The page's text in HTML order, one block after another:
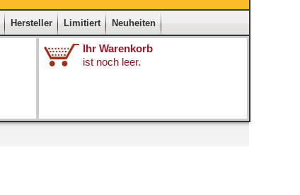
Hersteller Limitiert Neuheiten
Ihr Warenkorb
ist noch leer.